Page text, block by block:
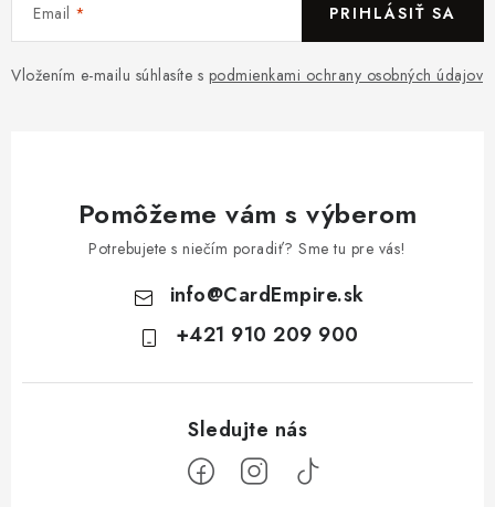
Email
Vložením e-mailu súhlasíte s podmienkami ochrany osobných údajov
PRIHLÁSIŤ SA
Pomôžeme vám s výberom
Potrebujete s niečím poradiť? Sme tu pre vás!
info@CardEmpire.sk
+421 910 209 900